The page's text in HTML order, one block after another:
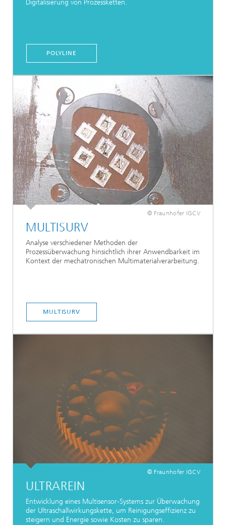
Digitalisierung von Prozessketten.
POLYLINE
© Fraunhofer IGCV
MULTISURV
Analyse verschiedener Methoden der
Prozessüberwachung hinsichtlich ihrer Anwendbarkeit im
Kontext der mechatronischen Multimaterialverarbeitung.
MULTISURV
© Fraunhofer IGCV
ULTRAREIN
Entwicklung eines Multisensor-Systems zur Überwachung
der Ultraschallwirkungskette, um Reinigungseffizienz zu
steigern und Energie sowie Kosten zu sparen.